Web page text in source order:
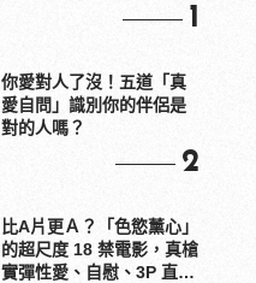
1
你愛對人了沒！五道「真
愛自問」識別你的伴侶是
對的人嗎？
2
比A片更Ａ？「色慾薰心」
的超尺度 18 禁電影，真槍
實彈性愛、自慰、3P 直接